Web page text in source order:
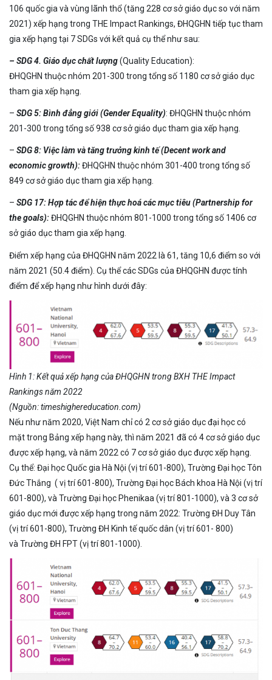
106 quốc gia và vùng lãnh thổ (tăng 228 cơ sở giáo dục so với năm
2021) xếp hạng trong THE Impact Rankings, ĐHQGHN tiếp tục tham
gia xếp hạng tại 7 SDGs với kết quả cụ thể như sau:
– SDG 4. Giáo dục chất lượng(Quality Education):
ĐHQGHN thuộc nhóm 201-300 trong tổng số 1180 cơ sở giáo dục
tham gia xếp hạng.
– SDG 5: Bình đẳng giới (Gender Equality): ĐHQGHN thuộc nhóm
201-300 trong tổng số 938 cơ sở giáo dục tham gia xếp hạng.
– SDG 8: Việc làm và tăng trưởng kinh tế (Decent work and
economic growth):ĐHQGHN thuộc nhóm 301-400 trong tổng số
849 cơ sở giáo dục tham gia xếp hạng.
– SDG 17: Hợp tác để hiện thực hoá các mục tiêu (Partnership for
the goals):ĐHQGHN thuộc nhóm 801-1000 trong tổng số 1406 cơ
sở giáo dục tham gia xếp hạng.
Điểm xếp hạng của ĐHQGHN năm 2022 là 61, tăng 10,6 điểm so với
năm 2021 (50.4 điểm). Cụ thể các SDGs của ĐHQGHN được tính
điểm để xếp hạng như hình dưới đây:
Hình 1: Kết quả xếp hạng của ĐHQGHN trong BXH THE Impact
Rankings năm 2022
(Nguồn: timeshighereducation.com)
Nếu như năm 2020, Việt Nam chỉ có 2 cơ sở giáo dục đại học có
mặt trong Bảng xếp hạng này, thì năm 2021 đã có 4 cơ sở giáo dục
được xếp hạng, và năm 2022 có 7 cơ sở giáo dục được xếp hạng.
Cụ thể: Đại học Quốc gia Hà Nội (vị trí 601-800), Trường Đại học Tôn
Đức Thắng ( vị trí 601-800), Trường Đại học Bách khoa Hà Nội (vị trí
601-800), và Trường Đại học Phenikaa (vị trí 801-1000), và 3 cơ sở
giáo dục mới được xếp hạng trong năm 2022: Trường ĐH Duy Tân
(vị trí 601-800), Trường ĐH Kinh tế quốc dân (vị trí 601- 800)
và Trường ĐH FPT (vị trí 801-1000).